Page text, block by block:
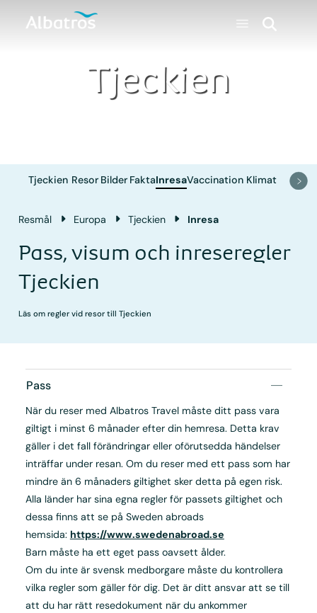
Tjeckien
Tjeckien Resor Bilder FaktaInresaVaccination Klimat
Resmål Europa Tjeckien Inresa
Pass, visum och inreseregler
Tjeckien
Läs om regler vid resor till Tjeckien
Pass
När du reser med Albatros Travel måste ditt pass vara
giltigt i minst 6 månader efter din hemresa. Detta krav
gäller i det fall förändringar eller oförutsedda händelser
inträffar under resan. Om du reser med ett pass som har
mindre än 6 månaders giltighet sker detta på egen risk.
Alla länder har sina egna regler för passets giltighet och
dessa finns att se på Sweden abroads
hemsida: https://www.swedenabroad.se
Barn måste ha ett eget pass oavsett ålder.
Om du inte är svensk medborgare måste du kontrollera
vilka regler som gäller för dig. Det är ditt ansvar att se till
att du har rätt resedokument när du ankommer